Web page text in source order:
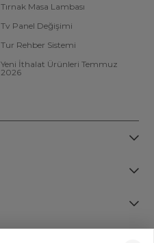
Tırnak Masa Lambası
Tv Panel Değişimi
Tur Rehber Sistemi
Yeni İthalat Ürünleri Temmuz
2026